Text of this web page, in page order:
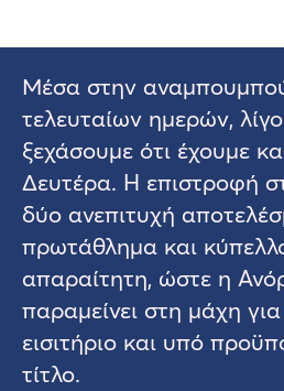
Μέσα στην
τελευταίων ημερών,
ξεχάσουμε ότι έχουμε
Δευτέρα. Η επιστροφή
δύο ανεπιτυχή
πρωτάθλημα και
απαραίτητη, ώστε η
παραμείνει στη μάχη
εισιτήριο και υπό
τίτλο.